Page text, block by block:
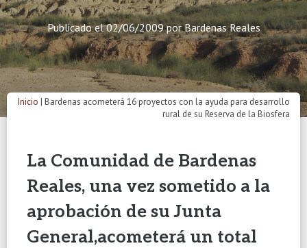
Publicado el02/06/2009porBardenas Reales
Inicio | Bardenas acometerá 16 proyectos con la ayuda para desarrollo
rural de su Reserva de la Biosfera
La Comunidad de Bardenas
Reales, una vez sometido a la
aprobación de su Junta
General,acometerá un total